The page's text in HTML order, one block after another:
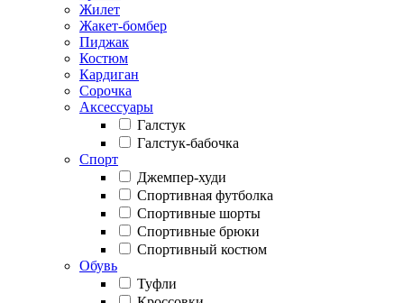
Жилет
Жакет-бомбер
Пиджак
Костюм
Кардиган
Сорочка
Аксессуары
Галстук
Галстук-бабочка
Спорт
Джемпер-худи
Спортивная футболка
Спортивные шорты
Спортивные брюки
Спортивный костюм
Обувь
Туфли